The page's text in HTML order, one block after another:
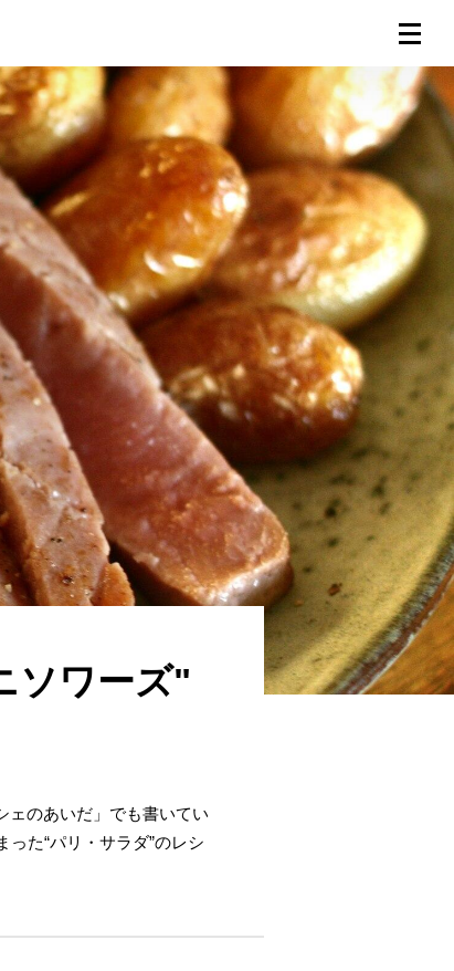
ソワーズ"
ェのあいだ」でも書いてい
た“パリ・サラダ”のレシ